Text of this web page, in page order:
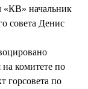
«КВ» начальник
совета Денис
комитете по
горсовета по